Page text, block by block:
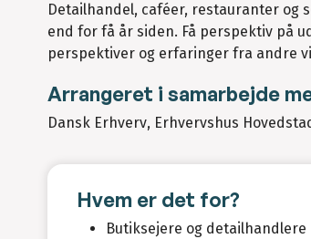
Detailhandel, caféer, restauranter og
end for få år siden. Få perspektiv på
perspektiver og erfaringer fra andre
Arrangeret i samarbejde
Dansk Erhverv, Erhvervshus
Hvem er det for?
Butiksejere og detailhandlere